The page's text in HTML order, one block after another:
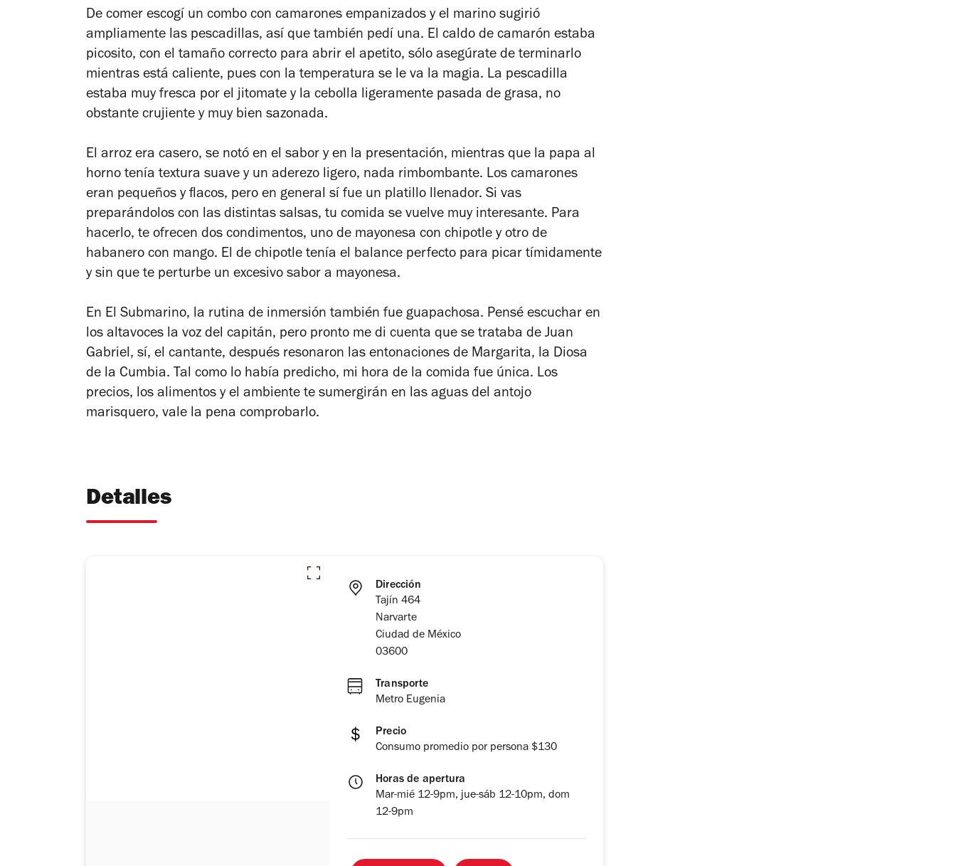
De comer escogí un combo con camarones empanizados y el marino sugirió
ampliamente las pescadillas, así que también pedí una. El caldo de camarón estaba
picosito, con el tamaño correcto para abrir el apetito, sólo asegúrate de terminarlo
mientras está caliente, pues con la temperatura se le va la magia. La pescadilla
estaba muy fresca por el jitomate y la cebolla ligeramente pasada de grasa, no
obstante crujiente y muy bien sazonada.
El arroz era casero, se notó en el sabor y en la presentación, mientras que la papa al
horno tenía textura suave y un aderezo ligero, nada rimbombante. Los camarones
eran pequeños y flacos, pero en general sí fue un platillo llenador. Si vas
preparándolos con las distintas salsas, tu comida se vuelve muy interesante. Para
hacerlo, te ofrecen dos condimentos, uno de mayonesa con chipotle y otro de
habanero con mango. El de chipotle tenía el balance perfecto para picar tímidamente
y sin que te perturbe un excesivo sabor a mayonesa.
En El Submarino, la rutina de inmersión también fue guapachosa. Pensé escuchar en
los altavoces la voz del capitán, pero pronto me di cuenta que se trataba de Juan
Gabriel, sí, el cantante, después resonaron las entonaciones de Margarita, la Diosa
de la Cumbia. Tal como lo había predicho, mi hora de la comida fue única. Los
precios, los alimentos y el ambiente te sumergirán en las aguas del antojo
marisquero, vale la pena comprobarlo.
Detalles
Dirección
Tajín 464
Narvarte
Ciudad de México
03600
Transporte
Metro Eugenia
Precio
Consumo promedio por persona $130
Horas de apertura
Mar-mié 12-9pm, jue-sáb 12-10pm, dom
12-9pm